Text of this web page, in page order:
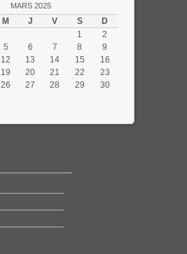
MARS 2025
M J V S
D
1
2
5 6 7 8
9
12 13 14 15
16
19 20 21 22
23
26 27 28 29
30